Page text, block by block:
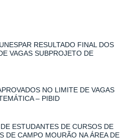
RESULTADO FINAL DOS
VAGAS SUBPROJETO DE
NO LIMITE DE VAGAS
– PIBID
ESTUDANTES DE CURSOS DE
DE CAMPO MOURÃO NA ÁREA DE